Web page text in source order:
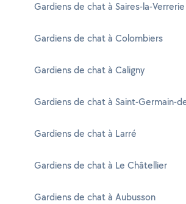
Gardiens de chat à Saires-la-Verrerie
Gardiens de chat à Colombiers
Gardiens de chat à Caligny
Gardiens de chat à Saint-Germain-
Gardiens de chat à Larré
Gardiens de chat à Le Châtellier
Gardiens de chat à Aubusson